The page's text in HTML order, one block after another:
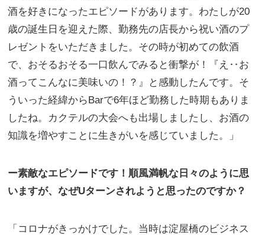
酒を好きになったエピソードがあります。わたしが20
歳の誕生日を迎えた際、勤務先の店長から祝い酒のプ
レゼントをいただきました。その時が初めての飲酒
で、おそるおそる一口飲んでみると衝撃が！『え‥お
酒ってこんなに美味いの！？』と感動したんです。そ
ういった経緯からBarで6年ほど勤務した時期もありま
したね。カクテルの大会へも出場しましたし、お酒の
知識を増やすことに生きがいを感じていました。」
ー素敵なエピソードです！順風満帆な日々のように思
いますが、なぜUターンされようと思ったのですか？
「コロナがきっかけでした。当時は淀屋橋のビジネス